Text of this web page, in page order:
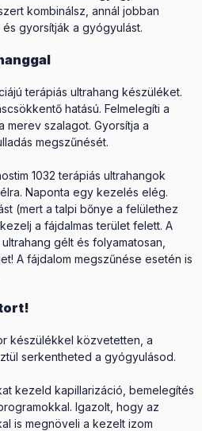
kombinálsz, annál jobban
gyorsítják a gyógyulást.
terápiás ultrahang készüléket.
hatású. Felmelegíti a
szalagot. Gyorsítja a
megszűnését.
1032 terápiás ultrahangok
Naponta egy kezelés elég.
(mert a talpi bőnye a felülethez
a fájdalmas terület felett. A
gélt és folyamatosan,
A fájdalom megszűnése esetén is
készülékkel közvetetten, a
serkentheted a gyógyulásod.
kezeld kapillarizáció, bemelegítés
Igazolt, hogy az
is megnöveli a kezelt izom